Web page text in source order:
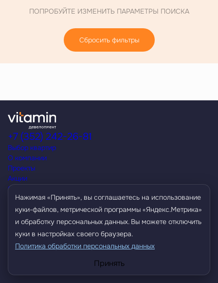
ПОПРОБУЙТЕ ИЗМЕНИТЬ ПАРАМЕТРЫ ПОИСКА
Сбросить фильтры
Выбор квартир
О компании
Проекты
Акции
Способы покупки
Условия кредитования
Контакты
Агентам
+7 (352) 242-26-81
Политика обработки персональных данных
Разработано
Нажимая «Принять», вы соглашаетесь на использование
куки-файлов, метрической программы «Яндекс.Метрика»
и обработку персональных данных. Вы можете отключить
куки в настройках своего браузера.
Политика обработки персональных данных
Принять